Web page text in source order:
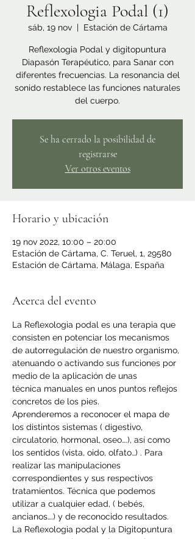
Reflexologia Podal (1)
sáb, 19 nov
  |
Estación de Cártama
Reflexologia Podal y digitopuntura
Diapasón Terapéutico, para Sanar con
diferentes frecuencias. La resonancia del
sonido restablece las funciones naturales
del cuerpo.
Se ha cerrado la posibilidad de
registrarse
Ver otros eventos
Horario y ubicación
19 nov 2022, 10:00 – 20:00
Estación de Cártama, C. Teruel, 1, 29580
Estación de Cártama, Málaga, España
Acerca del evento
La Reflexologia podal es una terapia que
consisten en potenciar los mecanismos
de autorregulación de nuestro organismo,
atenuando o activando sus funciones por
medio de la aplicación de unas
técnica manuales en unos puntos reflejos
concretos de los pies.
Aprenderemos a reconocer el mapa de
los distintos sistemas ( digestivo,
circulatorio, hormonal, oseo….), así como
los sentidos (vista, oido, olfato…) . Para
realizar las manipulaciones
correspondientes y sus respectivos
tratamientos. Técnica que podemos
utilizar a cualquier edad, ( bebés,
ancianos….) y de reconocido resultados.
La Reflexologia podal y la Digitopuntura